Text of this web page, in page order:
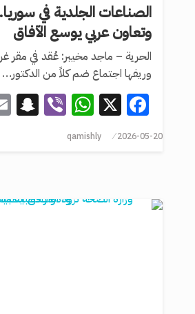
الصناعات الجلدية في
وتعاون عربي يوسع الآفاق
الحرية – ماجد مخيبر: عُقد في
وريفها اجتماع ضم كلاً من الدكتور…
Facebook
X
2026-05-20
qamishly